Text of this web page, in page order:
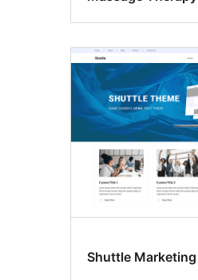
Shuttle Marketing